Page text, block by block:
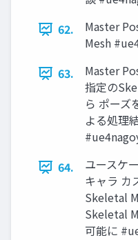
62.
Master
Mesh
63.
Master
指定の
ら ポーズ
よる処理
64.
ユースケ
キャラ カ
Skeletal
Skeletal
可能に